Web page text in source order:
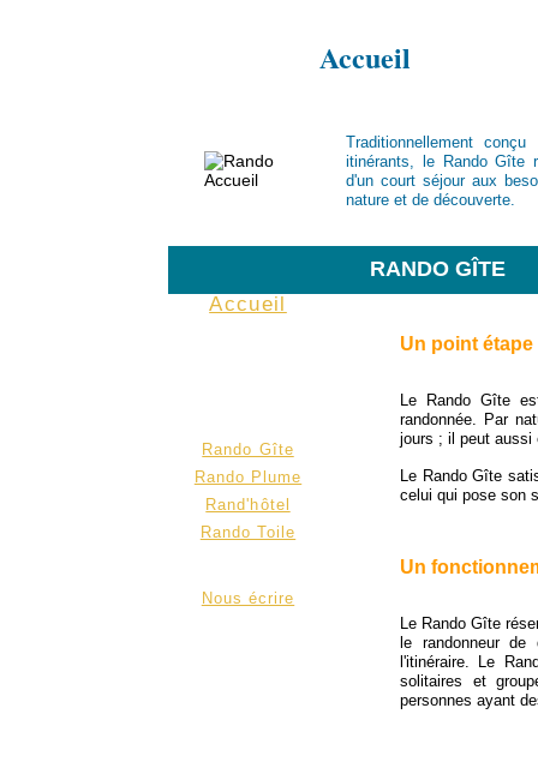
Accueil
Traditionnellement
itinérants, le Rando Gîte
d'un court séjour aux
nature et de découverte.
RANDO GÎTE
Accueil
Rando Gîte
Rando Plume
Rand'hôtel
Rando Toile
Nous écrire
Un point étape
Le Rando Gîte
randonnée. Par
jours ; il peut aussi
Le Rando Gîte
celui qui pose son
Un
Le Rando Gîte
le randonneur
l'itinéraire. Le
solitaires et
personnes ayant